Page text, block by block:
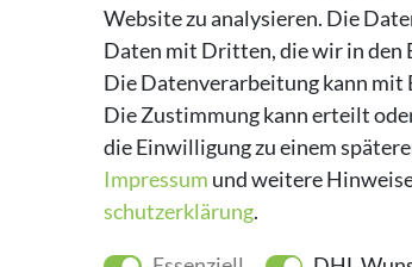
Website zu analysieren. Die
Daten mit Dritten, die wir in den
Die Datenverarbeitung kann mit
Die Zustimmung kann erteilt
die Einwilligung zu einem
Impressum und weitere
schutz­erklärung.